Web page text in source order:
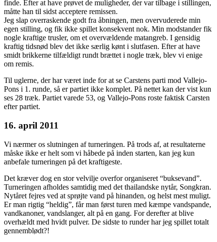
finde. Efter at have prøvet de muligheder, der var tilbage i stillingen,
måtte han til sidst acceptere remissen.
Jeg slap overraskende godt fra åbningen, men overvuderede min
egen stilling, og fik ikke spillet konsekvent nok. Min modstander fik
nogle kraftige trusler, om et overvældende matangreb. I gensidig
kraftig tidsnød blev det ikke særlig kønt i slutfasen. Efter at have
smidt brikkerne tilfældigt rundt brættet i nogle træk, blev vi enige
om remis.
Til uglerne, der har været inde for at se Carstens parti mod Vallejo-
Pons i 1. runde, så er partiet ikke komplet. På nettet kan der vist kun
ses 28 træk. Partiet varede 53, og Vallejo-Pons roste faktisk Carsten
efter partiet.
16. april 2011
Vi nærmer os slutningen af turneringen. På trods af, at resultaterne
måske ikke er helt som vi håbede på inden starten, kan jeg kun
anbefale turneringen på det kraftigeste.
Det kræver dog en stor velvilje overfor organiseret “buksevand”.
Turneringen afholdes samtidig med det thailandske nytår, Songkran.
Nytåret fejres ved at sprøjte vand på hinanden, og helst mest muligt.
Er man rigtig “heldig”, får man først turen med kæmpe vandspande,
vandkanoner, vandslanger, alt på en gang. For derefter at blive
overhældt med hvidt pulver. De sidste to runder har jeg spillet totalt
gennemblødt?!